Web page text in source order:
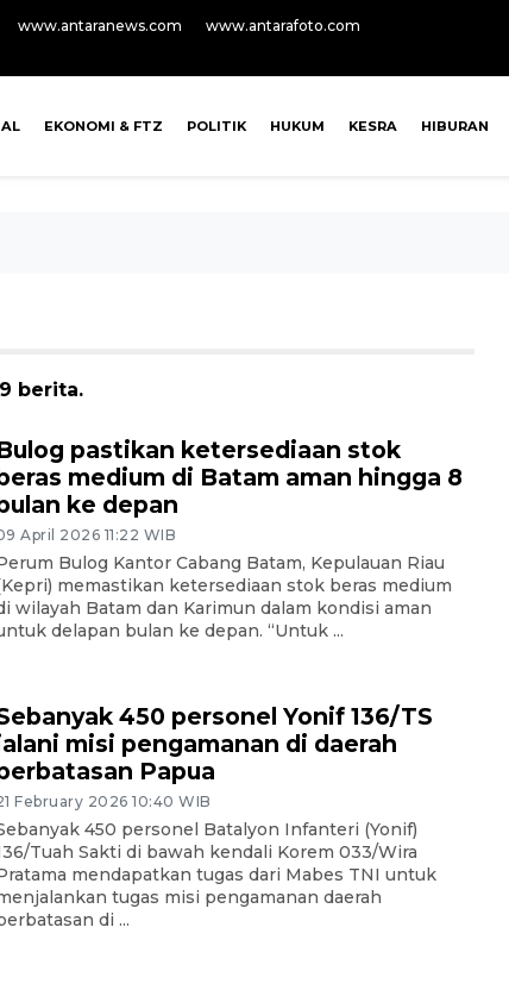
www.antaranews.com www.antarafoto.com
EKONOMI & FTZ POLITIK HUKUM KESRA HIBURAN
berita.
pastikan ketersediaan stok
medium di Batam aman hingga 8
ke depan
April 2026 11:22 WIB
Bulog Kantor Cabang Batam, Kepulauan Riau
memastikan ketersediaan stok beras medium
wilayah Batam dan Karimun dalam kondisi aman
delapan bulan ke depan. “Untuk ...
450 personel Yonif 136/TS
misi pengamanan di daerah
Papua
February 2026 10:40 WIB
450 personel Batalyon Infanteri (Yonif)
Tuah Sakti di bawah kendali Korem 033/Wira
mendapatkan tugas dari Mabes TNI untuk
tugas misi pengamanan daerah
di ...